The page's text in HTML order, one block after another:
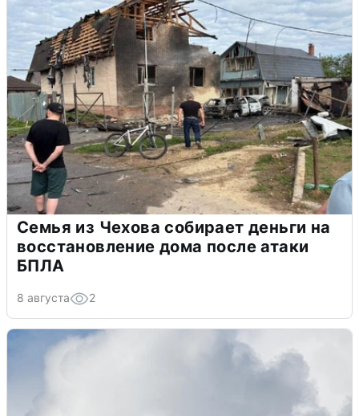
Семья из Чехова собирает деньги на
восстановление дома после атаки
БПЛА
8 августа 2